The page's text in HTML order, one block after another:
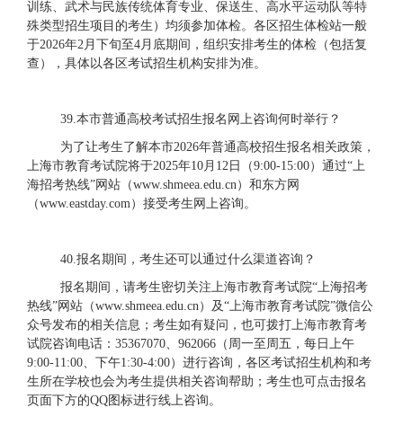
训练、武术与民族传统体育专业、保送生、高水平运动队等特
殊类型招生项目的考生）均须参加体检。各区招生体检站一般
于2026年2月下旬至4月底期间，组织安排考生的体检（包括复
查），具体以各区考试招生机构安排为准。
39.本市普通高校考试招生报名网上咨询何时举行？
为了让考生了解本市2026年普通高校招生报名相关政策，
上海市教育考试院将于2025年10月12日（9:00-15:00）通过“上
海招考热线”网站（www.shmeea.edu.cn）和东方网
（www.eastday.com）接受考生网上咨询。
40.报名期间，考生还可以通过什么渠道咨询？
报名期间，请考生密切关注上海市教育考试院“上海招考
热线”网站（www.shmeea.edu.cn）及“上海市教育考试院”微信公
众号发布的相关信息；考生如有疑问，也可拨打上海市教育考
试院咨询电话：35367070、962066（周一至周五，每日上午
9:00-11:00、下午1:30-4:00）进行咨询，各区考试招生机构和考
生所在学校也会为考生提供相关咨询帮助；考生也可点击报名
页面下方的QQ图标进行线上咨询。